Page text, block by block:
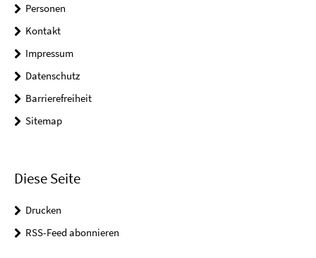
Personen
Kontakt
Impressum
Datenschutz
Barrierefreiheit
Sitemap
Diese Seite
Drucken
RSS-Feed abonnieren